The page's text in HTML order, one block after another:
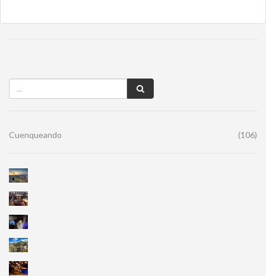
Cuenqueando (106)